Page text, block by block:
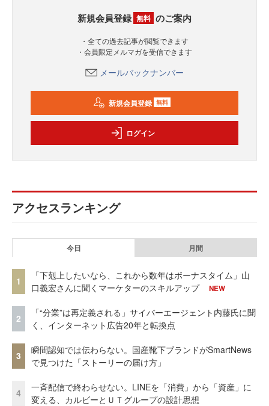
新規会員登録 無料 のご案内
・全ての過去記事が閲覧できます
・会員限定メルマガを受信できます
メールバックナンバー
新規会員登録 無料
ログイン
アクセスランキング
今日 月間
1
「下剋上したいなら、これから数年はボーナスタイム」山
口義宏さんに聞くマーケターのスキルアップ
NEW
2
「“分業”は再定義される」サイバーエージェント内藤氏に聞
く、インターネット広告20年と転換点
3
瞬間認知では伝わらない。国産靴下ブランドがSmartNews
で見つけた「ストーリーの届け方」
4
一斉配信で終わらせない。LINEを「消費」から「資産」に
変える、カルビーとＵＴグループの設計思想